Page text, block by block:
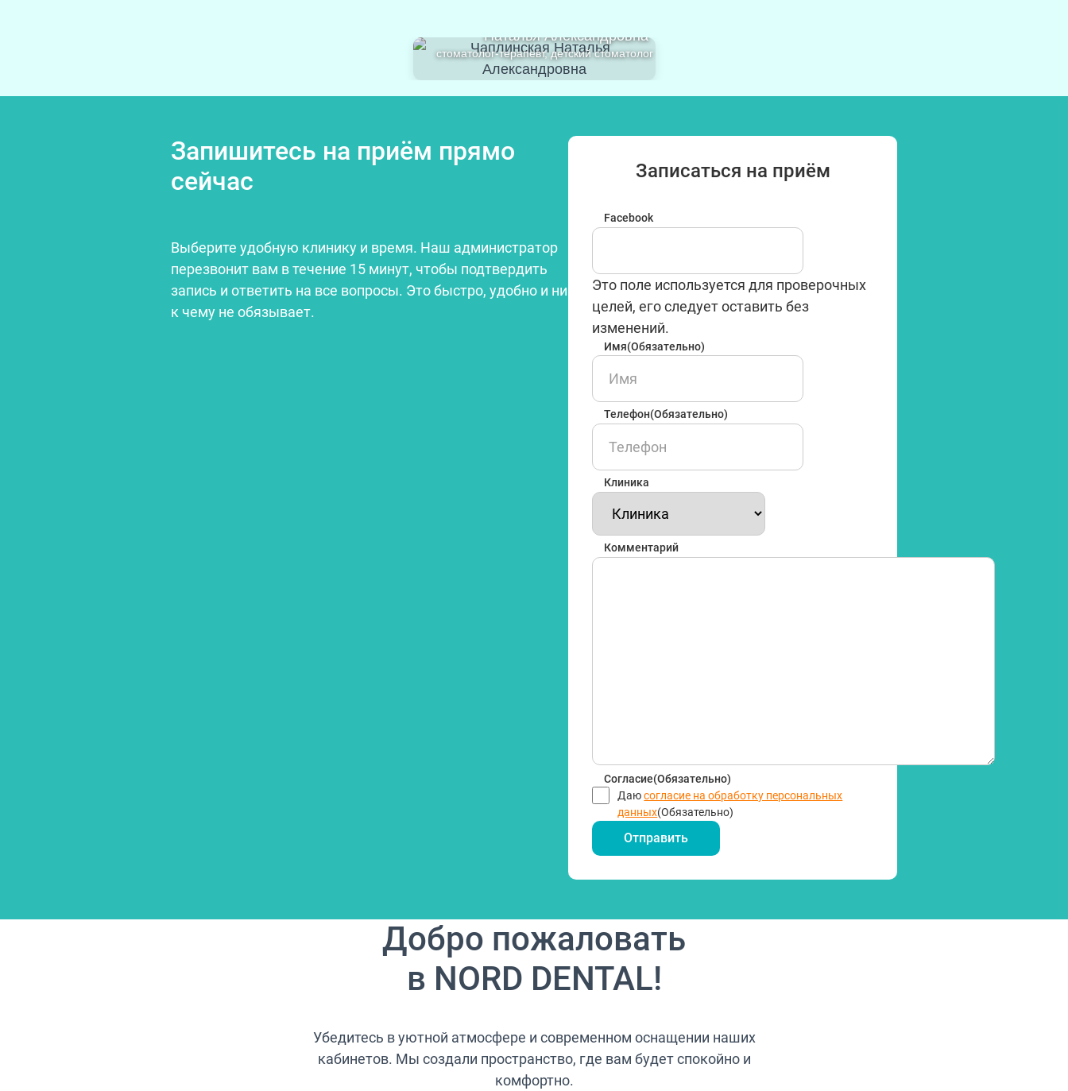
Наталья Александровна
стоматолог-терапевт, детский стоматолог
Запишитесь на приём прямо
сейчас
Выберите удобную клинику и время. Наш администратор
перезвонит вам в течение 15 минут, чтобы подтвердить
запись и ответить на все вопросы. Это быстро, удобно и ни
к чему не обязывает.
Записаться на приём
Facebook
Это поле используется для проверочных
целей, его следует оставить без
изменений.
Имя(Обязательно)
Имя
Телефон(Обязательно)
Клиника
Комментарий
Согласие(Обязательно)
Даюсогласие на обработку персональных
данных(Обязательно)
Добро пожаловать
в NORD DENTAL!
Убедитесь в уютной атмосфере и современном оснащении наших
кабинетов. Мы создали пространство, где вам будет спокойно и
комфортно.